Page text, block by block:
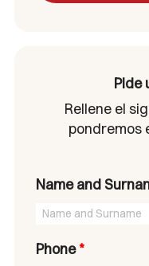
Pide
Rellene el
pondremos
Name and
Phone*